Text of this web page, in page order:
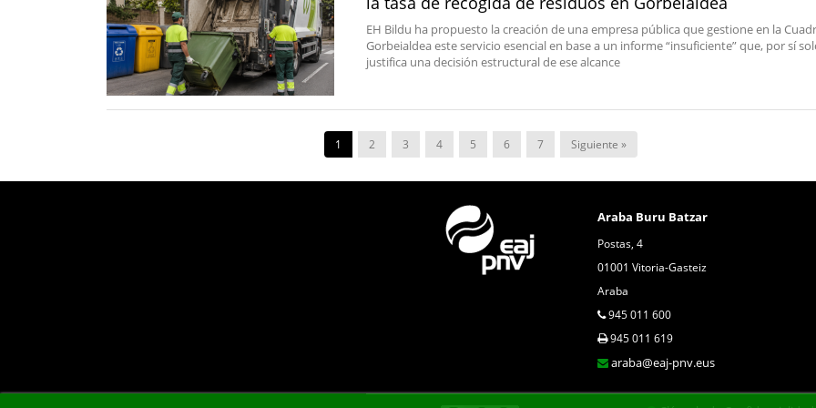
EH Bildu ha propuesto la creación de una empresa pública que gestione en la
Gorbeialdea este servicio esencial en base a un informe “insuficiente” que, por sí
justifica una decisión estructural de ese alcance
1 2 3 4 5 6 7 Siguiente »
Araba Buru Batzar
Postas, 4
01001 Vitoria-Gasteiz
Araba
945 011 600
945 011 619
araba@eaj-pnv.eus